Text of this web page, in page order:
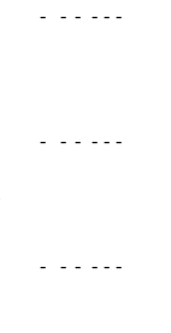
- - - - - -
- - - - - -
- - - - - -